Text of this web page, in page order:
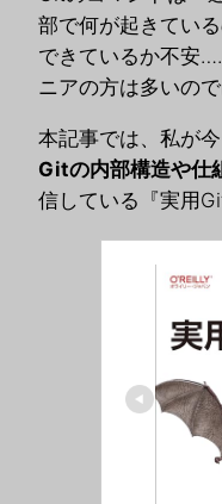
部で何が起きてい
できているか不安
ニアの方は多いの
本記事では、私が
Gitの内部構造や仕
信している『実用